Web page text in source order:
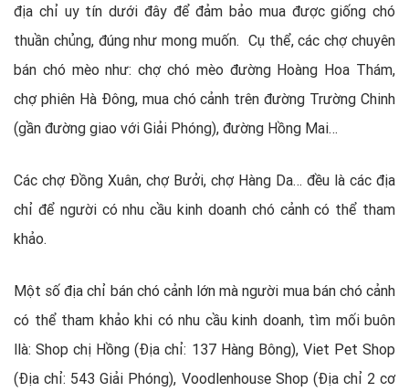
địa chỉ uy tín dưới đây để đảm bảo mua được giống chó
thuần chủng, đúng như mong muốn. Cụ thể, các chợ chuyên
bán chó mèo như: chợ chó mèo đường Hoàng Hoa Thám,
chợ phiên Hà Đông, mua chó cảnh trên đường Trường Chinh
(gần đường giao với Giải Phóng), đường Hồng Mai…
Các chợ Đồng Xuân, chợ Bưởi, chợ Hàng Da… đều là các địa
chỉ để người có nhu cầu kinh doanh chó cảnh có thể tham
khảo.
Một số địa chỉ bán chó cảnh lớn mà người mua bán chó cảnh
có thể tham khảo khi có nhu cầu kinh doanh, tìm mối buôn
llà: Shop chị Hồng (Địa chỉ: 137 Hàng Bông), Viet Pet Shop
(Địa chỉ: 543 Giải Phóng), Voodlenhouse Shop (Địa chỉ 2 cơ